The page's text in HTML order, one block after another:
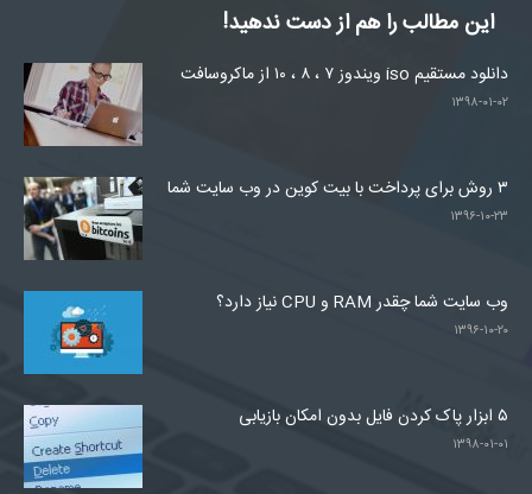
این مطالب را هم از دست ندهید!
دانلود مستقیم iso ویندوز ۷ ، ۸ ، ۱۰ از ماکروسافت
۱۳۹۸-۰۱-۰۲
۳ روش برای پرداخت با بیت کوین در وب سایت شما
۱۳۹۶-۱۰-۲۳
وب سایت شما چقدر RAM و CPU نیاز دارد؟
۱۳۹۶-۱۰-۲۰
۵ ابزار پاک کردن فایل بدون امکان بازیابی
۱۳۹۸-۰۱-۰۱